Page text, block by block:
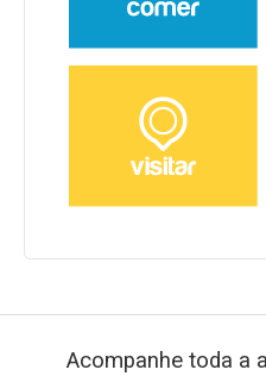
Acompanhe toda a